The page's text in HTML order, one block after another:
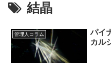
結晶
管理人コラム
パイ
カル